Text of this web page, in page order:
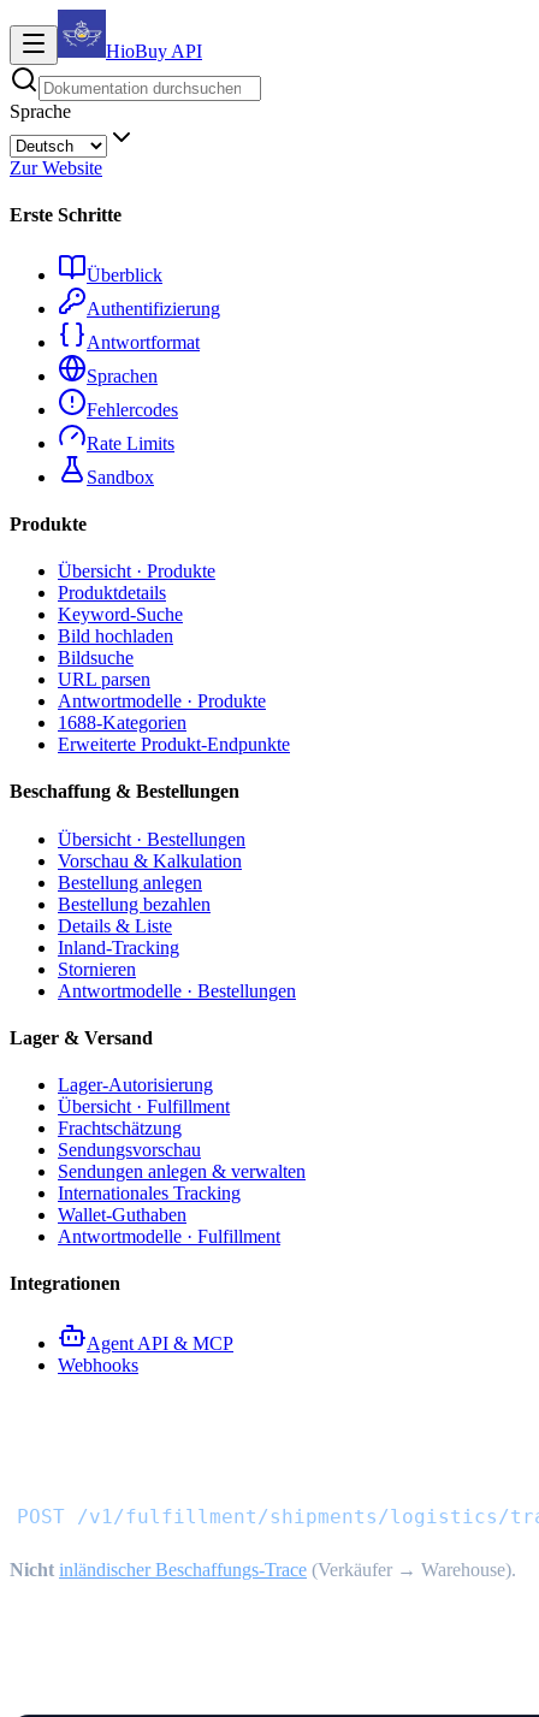
HioBuy API
Sprache
Zur Website
Erste Schritte
Überblick
Authentifizierung
Antwortformat
Sprachen
Fehlercodes
Rate Limits
Sandbox
Produkte
Übersicht · Produkte
Produktdetails
Keyword-Suche
Bild hochladen
Bildsuche
URL parsen
Antwortmodelle · Produkte
1688-Kategorien
Erweiterte Produkt-Endpunkte
Beschaffung & Bestellungen
Übersicht · Bestellungen
Vorschau & Kalkulation
Bestellung anlegen
Bestellung bezahlen
Details & Liste
Inland-Tracking
Stornieren
Antwortmodelle · Bestellungen
Lager & Versand
Lager-Autorisierung
Übersicht · Fulfillment
Frachtschätzung
Sendungsvorschau
Sendungen anlegen & verwalten
Internationales Tracking
Wallet-Guthaben
Antwortmodelle · Fulfillment
Integrationen
Agent API & MCP
Webhooks
POST /v1/fulfillment/shipments/logistics/
Nicht inländischer Beschaffungs-Trace (Verkäufer → Warehouse).